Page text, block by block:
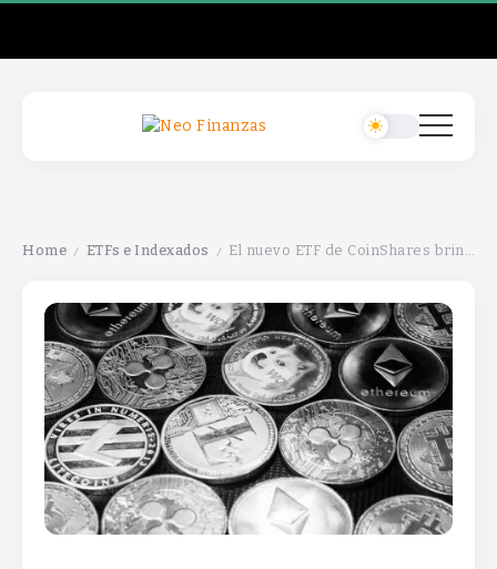
Home / ETFs e Indexados / El nuevo ETF de CoinShares brinda acceso diversificado a altcoins.